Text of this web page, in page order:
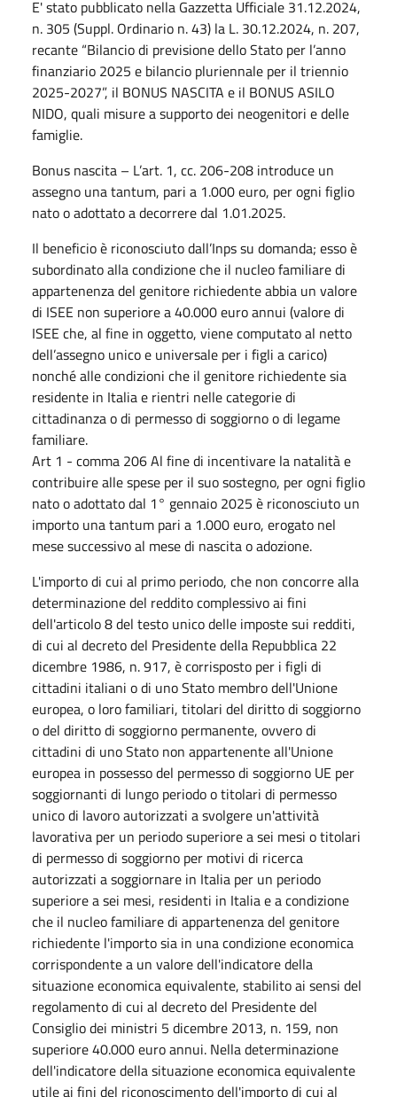
E' stato pubblicato nella Gazzetta Ufficiale 31.12.2024,
n. 305 (Suppl. Ordinario n. 43) la L. 30.12.2024, n. 207,
recante “Bilancio di previsione dello Stato per l’anno
finanziario 2025 e bilancio pluriennale per il triennio
2025-2027”, il BONUS NASCITA e il BONUS ASILO
NIDO, quali misure a supporto dei neogenitori e delle
famiglie.
Bonus nascita – L’art. 1, cc. 206-208 introduce un
assegno una tantum, pari a 1.000 euro, per ogni figlio
nato o adottato a decorrere dal 1.01.2025.
Il beneficio è riconosciuto dall’Inps su domanda; esso è
subordinato alla condizione che il nucleo familiare di
appartenenza del genitore richiedente abbia un valore
di ISEE non superiore a 40.000 euro annui (valore di
ISEE che, al fine in oggetto, viene computato al netto
dell’assegno unico e universale per i figli a carico)
nonché alle condizioni che il genitore richiedente sia
residente in Italia e rientri nelle categorie di
cittadinanza o di permesso di soggiorno o di legame
familiare.
Art 1 - comma 206 Al fine di incentivare la natalità e
contribuire alle spese per il suo sostegno, per ogni figlio
nato o adottato dal 1° gennaio 2025 è riconosciuto un
importo una tantum pari a 1.000 euro, erogato nel
mese successivo al mese di nascita o adozione.
L'importo di cui al primo periodo, che non concorre alla
determinazione del reddito complessivo ai fini
dell'articolo 8 del testo unico delle imposte sui redditi,
di cui al decreto del Presidente della Repubblica 22
dicembre 1986, n. 917, è corrisposto per i figli di
cittadini italiani o di uno Stato membro dell'Unione
europea, o loro familiari, titolari del diritto di soggiorno
o del diritto di soggiorno permanente, ovvero di
cittadini di uno Stato non appartenente all'Unione
europea in possesso del permesso di soggiorno UE per
soggiornanti di lungo periodo o titolari di permesso
unico di lavoro autorizzati a svolgere un'attività
lavorativa per un periodo superiore a sei mesi o titolari
di permesso di soggiorno per motivi di ricerca
autorizzati a soggiornare in Italia per un periodo
superiore a sei mesi, residenti in Italia e a condizione
che il nucleo familiare di appartenenza del genitore
richiedente l'importo sia in una condizione economica
corrispondente a un valore dell'indicatore della
situazione economica equivalente, stabilito ai sensi del
regolamento di cui al decreto del Presidente del
Consiglio dei ministri 5 dicembre 2013, n. 159, non
superiore 40.000 euro annui. Nella determinazione
dell'indicatore della situazione economica equivalente
utile ai fini del riconoscimento dell'importo di cui al